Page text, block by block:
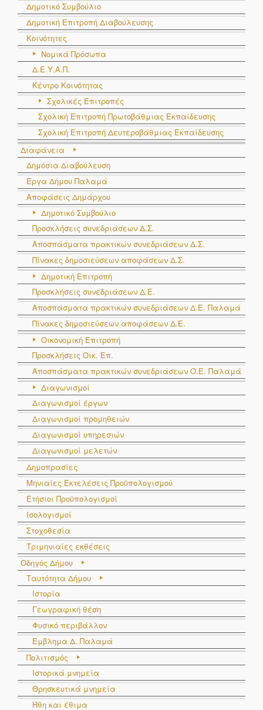
Δημοτικό Συμβούλιο
Δημοτική Επιτροπή Διαβούλευσης
Κοινότητες
Νομικά Πρόσωπα
Δ.Ε.Υ.Α.Π.
Κέντρο Κοινότητας
Σχολικές Επιτροπές
Σχολική Επιτροπή Πρωτοβάθμιας Εκπαίδευσης
Σχολική Επιτροπή Δευτεροβάθμιας Εκπαίδευσης
Διαφάνεια
Δημόσια Διαβούλευση
Έργα Δήμου Παλαμά
Αποφάσεις Δημάρχου
Δημοτικό Συμβούλιο
Προσκλήσεις συνεδριάσεων Δ.Σ.
Αποσπάσματα πρακτικών συνεδριάσεων Δ.Σ.
Πίνακες δημοσιεύσεων αποφάσεων Δ.Σ.
Δημοτική Επιτροπή
Προσκλήσεις συνεδριάσεων Δ.Ε.
Αποσπάσματα πρακτικών συνεδριάσεων Δ.E. Παλαμά
Πίνακες δημοσιεύσεων αποφάσεων Δ.Ε.
Οικονομική Επιτροπή
Προσκλήσεις Οικ. Επ.
Αποσπάσματα πρακτικών συνεδριάσεων Ο.E. Παλαμά
Διαγωνισμοί
Διαγωνισμοί έργων
Διαγωνισμοί προμηθειών
Διαγωνισμοί υπηρεσιών
Διαγωνισμοί μελετών
Δημοπρασίες
Μηνιαίες Εκτελέσεις Προϋπολογισμού
Ετήσιοι Προϋπολογισμοί
Ισολογισμοί
Στοχοθεσία
Τριμηνιαίες εκθέσεις
Οδηγός Δήμου
Ταυτότητα Δήμου
Ιστορία
Γεωγραφική θέση
Φυσικό περιβάλλον
Έμβλημα Δ. Παλαμά
Πολιτισμός
Ιστορικά μνημεία
Θρησκευτικά μνημεία
Ήθη και έθιμα